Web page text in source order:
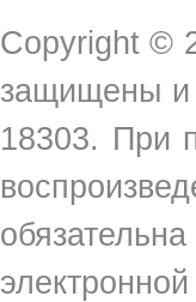
Copyright ©
защищены и
18303. При